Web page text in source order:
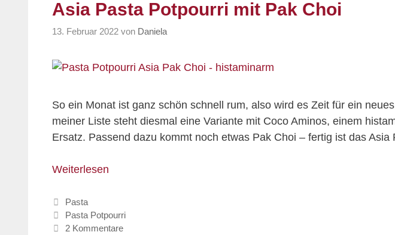
Asia Pasta Potpourri mit Pak Choi
13. Februar 2022 von Daniela
So ein Monat ist ganz schön schnell rum, also wird es Zeit für ein
meiner Liste steht diesmal eine Variante mit Coco Aminos, einem
Ersatz. Passend dazu kommt noch etwas Pak Choi – fertig ist das Asia
Weiterlesen
Kategorien
Pasta
Schlagwörter
Pasta Potpourri
2 Kommentare